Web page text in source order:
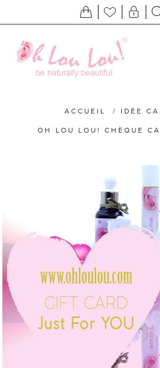
ACCUEIL / IDÉE
OH LOU LOU! CHÈQUE